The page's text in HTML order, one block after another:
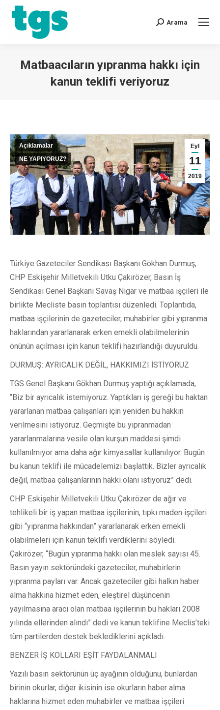
Arama
Matbaacıların yıpranma hakkı için
kanun teklifi veriyoruz
Eyl
11
2019
Açıklamalar
NE YAPIYORUZ?
Türkiye Gazeteciler Sendikası Başkanı Gökhan Durmuş,
CHP Eskişehir Milletvekili Utku Çakırözer, Basın İş
Sendikası Genel Başkanı Savaş Nigar ve matbaa işçileri ile
birlikte Mecliste basın toplantısı düzenledi. Toplantıda,
matbaa işçilerinin de gazeteciler, muhabirler gibi yıpranma
haklarından yararlanarak erken emekli olabilmelerinin
önünün açılması için kanun teklifi hazırlandığı duyuruldu.
DURMUŞ: AYRICALIK DEĞİL, HAKKIMIZI İSTİYORUZ
TGS Genel Başkanı Gökhan Durmuş yaptığı açıklamada,
“Biz bir ayrıcalık istemiyoruz. Yaptıkları iş gereği bu haktan
yararlanan matbaa çalışanları için yeniden bu hakkın
verilmesini istiyoruz. Geçmişte bu yıpranmadan
yararlanmalarına vesile olan kurşun maddesi şimdi
kullanılmıyor ama daha ağır kimyasallar kullanılıyor. Bugün
bu kanun teklifi ile mücadelemizi başlattık. Bizler ayrıcalık
değil, matbaa çalışanlarının hakkı olanı istiyoruz” dedi.
CHP Eskişehir Milletvekili Utku Çakırözer de ağır ve
tehlikeli bir iş yapan matbaa işçilerinin, tıpkı maden işçileri
gibi “yıpranma hakkından” yararlanarak erken emekli
olabilmeleri için kanun teklifi verdiklerini söyledi.
Çakırözer, “Bugün yıpranma hakkı olan meslek sayısı 45.
Basın yayın sektöründeki gazeteciler, muhabirlerin
yıpranma payları var. Ancak gazeteciler gibi halkın haber
alma hakkına hizmet eden, eleştirel düşüncenin
yayılmasına aracı olan matbaa işçilerinin bu hakları 2008
yılında ellerinden alındı” dedi ve kanun teklifine Meclis’teki
tüm partilerden destek beklediklerini açıkladı.
BENZER İŞ KOLLARI EŞİT FAYDALANMALI
Yazılı basın sektörünün üç ayağının olduğunu, bunlardan
birinin okurlar, diğer ikisinin ise okurların haber alma
haklarına hizmet eden muhabirler ve matbaa işçileri